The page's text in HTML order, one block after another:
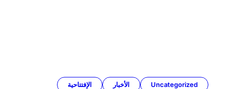
Uncategorized الأخبار الإفتتاحية